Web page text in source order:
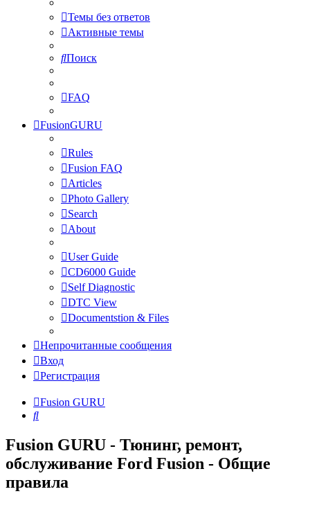
Темы без ответов
Активные темы
Поиск
FAQ
FusionGURU
Rules
Fusion FAQ
Articles
Photo Gallery
Search
About
User Guide
CD6000 Guide
Self Diagnostic
DTC View
Documentstion & Files
Непрочитанные сообщения
Вход
Регистрация
Fusion GURU
Поиск
Fusion GURU - Тюнинг, ремонт,
обслуживание Ford Fusion - Общие
правила